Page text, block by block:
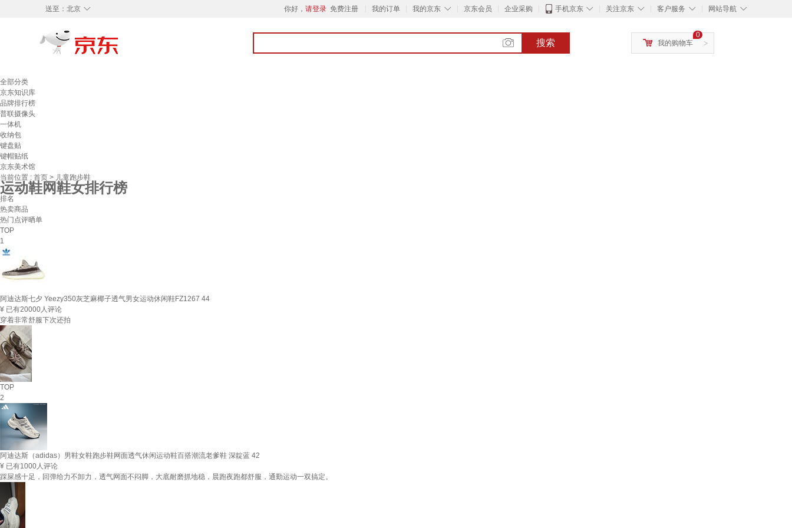
◇
送至： 北京 你好， 请登录 免费注册 我的订单 ◇
我的京东 京东会员 企业采购 ◇
手机京东 ◇
关注京东 ◇
客户服务 ◇
网站导航
搜索 >
0
我的购物车
全部分类
京东知识库
品牌排行榜
普联摄像头
一体机
收纳包
键盘贴
键帽贴纸
京东美术馆
当前位置 : 首页 > 儿童跑步鞋
运动鞋网鞋女排行榜
排名
热卖商品
热门点评晒单
TOP
1
阿迪达斯七夕 Yeezy350灰芝麻椰子透气男女运动休闲鞋FZ1267 44
¥ 已有20000人评论
穿着非常舒服下次还拍
TOP
2
阿迪达斯（adidas）男鞋女鞋跑步鞋网面透气休闲运动鞋百搭潮流老爹鞋 深靛蓝 42
¥ 已有1000人评论
踩屎感十足，回弹给力不卸力，透气网面不闷脚，大底耐磨抓地稳，晨跑夜跑都舒服，通勤运动一双搞定。